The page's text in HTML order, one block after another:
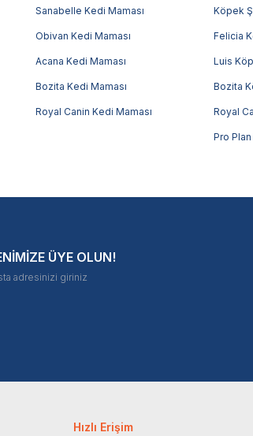
Sanabelle Kedi Maması
Obivan Kedi Maması
Acana Kedi Maması
Bozita Kedi Maması
Royal Canin Kedi Maması
Köpek
Felicia
Luis
Bozita
Royal
Pro
ÜYE OLUN!
Hızlı Erişim